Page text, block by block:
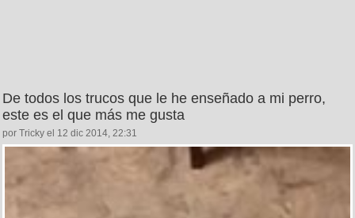
De todos los trucos que le he enseñado a mi perro,
este es el que más me gusta
por Tricky el 12 dic 2014, 22:31